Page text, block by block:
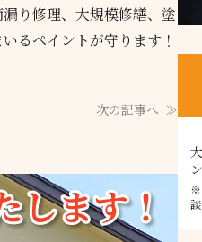
り修理、大規模修繕、塗
るペイントが守ります！
次の記事へ
※